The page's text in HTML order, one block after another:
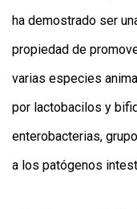
ha demostrado ser
propiedad de
varias especies
por lactobacilos y
enterobacterias,
a los patógenos